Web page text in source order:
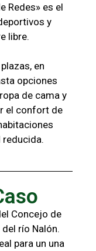
Redes» es el
y
libre.
en
opciones
de cama y
el confort de
Concejo de
río Nalón.
para un una